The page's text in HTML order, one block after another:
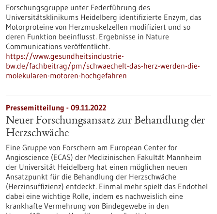
Forschungsgruppe unter Federführung des
Universitätsklinikums Heidelberg identifizierte Enzym, das
Motorproteine von Herzmuskelzellen modifiziert und so
deren Funktion beeinflusst. Ergebnisse in Nature
Communications veröffentlicht.
https://www.gesundheitsindustrie-
bw.de/fachbeitrag/pm/schwaechelt-das-herz-werden-die-
molekularen-motoren-hochgefahren
Pressemitteilung - 09.11.2022
Neuer Forschungsansatz zur Behandlung der
Herzschwäche
Eine Gruppe von Forschern am European Center for
Angioscience (ECAS) der Medizinischen Fakultät Mannheim
der Universität Heidelberg hat einen möglichen neuen
Ansatzpunkt für die Behandlung der Herzschwäche
(Herzinsuffizienz) entdeckt. Einmal mehr spielt das Endothel
dabei eine wichtige Rolle, indem es nachweislich eine
krankhafte Vermehrung von Bindegewebe in den